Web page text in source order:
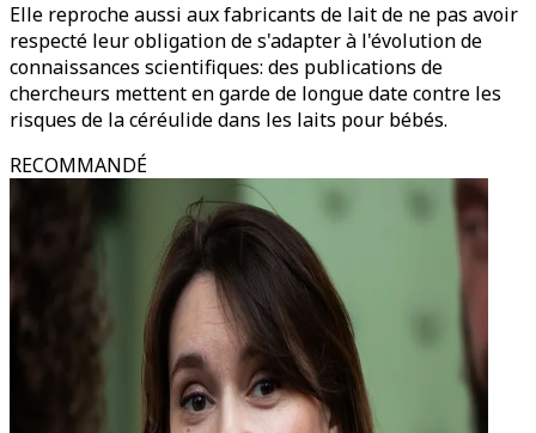
Elle reproche aussi aux fabricants de lait de ne pas avoir
respecté leur obligation de s'adapter à l'évolution de
connaissances scientifiques: des publications de
chercheurs mettent en garde de longue date contre les
risques de la céréulide dans les laits pour bébés.
RECOMMANDÉ